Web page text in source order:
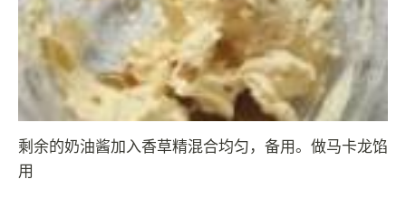
剩余的奶油酱加入香草精混合均匀，备用。做马卡龙馅
用